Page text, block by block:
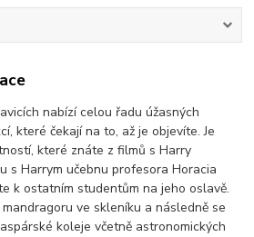
nabízí celou řadu úžasných
které čekají na to, až je objevíte. Je
které znáte z filmů s Harry
s Harrym učebnu profesora Horacia
k ostatním studentům na jeho oslavě.
ve skleníku a následně se
koleje včetně astronomických